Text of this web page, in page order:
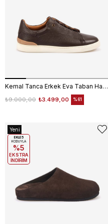
Kemal Tanca Erkek Eva Taban Hakiki Deri Kahve Spor & Sneaker Ayakkabı 16702
₺3.499,00
₺9.000,00 %61
Yeni
Ürün
EKLE5
KODUYLA
%5
EKSTRA
İNDİRİM